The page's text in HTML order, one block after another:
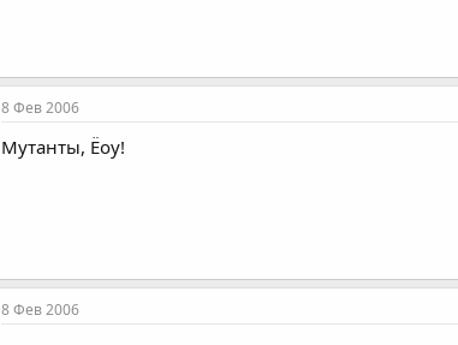
8 Фев 2006
Мутанты, Ёоу!
8 Фев 2006